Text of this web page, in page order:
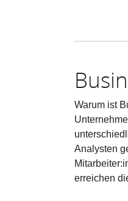
Warum ist
Analysten
erreichen